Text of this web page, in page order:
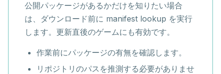
公開パッケージがあるかだけを知りたい場合
は、ダウンロード前に manifest lookup を実行
します。更新直後のゲームにも有効です。
作業前にパッケージの有無を確認します。
リポジトリのパスを推測する必要がありませ